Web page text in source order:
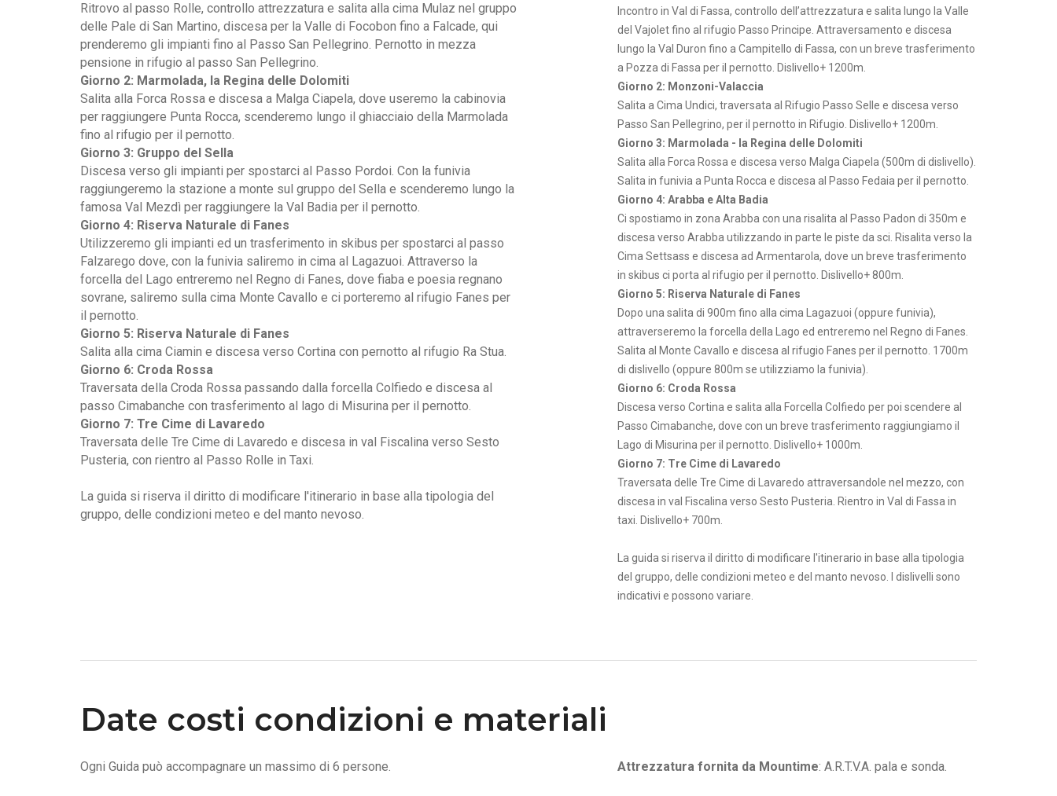
Ritrovo al passo Rolle, controllo attrezzatura e salita alla cima Mulaz nel gruppo
delle Pale di San Martino, discesa per la Valle di Focobon fino a Falcade, qui
prenderemo gli impianti fino al Passo San Pellegrino. Pernotto in mezza
pensione in rifugio al passo San Pellegrino.
Giorno 2: Marmolada, la Regina delle Dolomiti
Salita alla Forca Rossa e discesa a Malga Ciapela, dove useremo la cabinovia
per raggiungere Punta Rocca, scenderemo lungo il ghiacciaio della Marmolada
fino al rifugio per il pernotto.
Giorno 3: Gruppo del Sella
Discesa verso gli impianti per spostarci al Passo Pordoi. Con la funivia
raggiungeremo la stazione a monte sul gruppo del Sella e scenderemo lungo la
famosa Val Mezdì per raggiungere la Val Badia per il pernotto.
Giorno 4: Riserva Naturale di Fanes
Utilizzeremo gli impianti ed un trasferimento in skibus per spostarci al passo
Falzarego dove, con la funivia saliremo in cima al Lagazuoi. Attraverso la
forcella del Lago entreremo nel Regno di Fanes, dove fiaba e poesia regnano
sovrane, saliremo sulla cima Monte Cavallo e ci porteremo al rifugio Fanes per
il pernotto.
Giorno 5: Riserva Naturale di Fanes
Salita alla cima Ciamin e discesa verso Cortina con pernotto al rifugio Ra Stua.
Giorno 6: Croda Rossa
Traversata della Croda Rossa passando dalla forcella Colfiedo e discesa al
passo Cimabanche con trasferimento al lago di Misurina per il pernotto.
Giorno 7: Tre Cime di Lavaredo
Traversata delle Tre Cime di Lavaredo e discesa in val Fiscalina verso Sesto
Pusteria, con rientro al Passo Rolle in Taxi.
La guida si riserva il diritto di modificare l'itinerario in base alla tipologia del
gruppo, delle condizioni meteo e del manto nevoso.
Incontro in Val di Fassa, controllo dell’attrezzatura e salita lungo la Valle
del Vajolet fino al rifugio Passo Principe. Attraversamento e discesa
lungo la Val Duron fino a Campitello di Fassa, con un breve trasferimento
a Pozza di Fassa per il pernotto. Dislivello+ 1200m.
Giorno 2: Monzoni-Valaccia
Salita a Cima Undici, traversata al Rifugio Passo Selle e discesa verso
Passo San Pellegrino, per il pernotto in Rifugio. Dislivello+ 1200m.
Giorno 3: Marmolada - la Regina delle Dolomiti
Salita alla Forca Rossa e discesa verso Malga Ciapela (500m di dislivello).
Salita in funivia a Punta Rocca e discesa al Passo Fedaia per il pernotto.
Giorno 4: Arabba e Alta Badia
Ci spostiamo in zona Arabba con una risalita al Passo Padon di 350m e
discesa verso Arabba utilizzando in parte le piste da sci. Risalita verso la
Cima Settsass e discesa ad Armentarola, dove un breve trasferimento
in skibus ci porta al rifugio per il pernotto. Dislivello+ 800m.
Giorno 5: Riserva Naturale di Fanes
Dopo una salita di 900m fino alla cima Lagazuoi (oppure funivia),
attraverseremo la forcella della Lago ed entreremo nel Regno di Fanes.
Salita al Monte Cavallo e discesa al rifugio Fanes per il pernotto. 1700m
di dislivello (oppure 800m se utilizziamo la funivia).
Giorno 6: Croda Rossa
Discesa verso Cortina e salita alla Forcella Colfiedo per poi scendere al
Passo Cimabanche, dove con un breve trasferimento raggiungiamo il
Lago di Misurina per il pernotto. Dislivello+ 1000m.
Giorno 7: Tre Cime di Lavaredo
Traversata delle Tre Cime di Lavaredo attraversandole nel mezzo, con
discesa in val Fiscalina verso Sesto Pusteria. Rientro in Val di Fassa in
taxi. Dislivello+ 700m.
La guida si riserva il diritto di modificare l'itinerario in base alla tipologia
del gruppo, delle condizioni meteo e del manto nevoso. I dislivelli sono
indicativi e possono variare.
Date costi condizioni e materiali
Ogni Guida può accompagnare un massimo di 6 persone. Attrezzatura fornita da Mountime: A.R.T.V.A. pala e sonda.